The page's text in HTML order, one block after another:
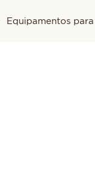
Equipamentos